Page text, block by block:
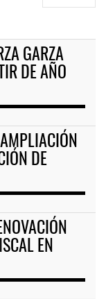
a
GARZA
DE AÑO
DE
EN